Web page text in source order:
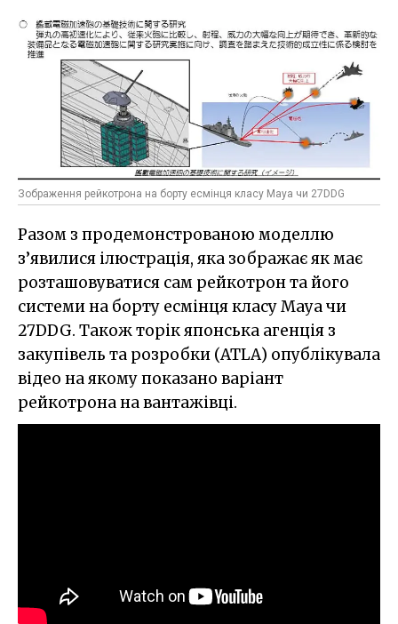
Зображення рейкотрона на борту есмінця класу Maya чи 27DDG
Разом з продемонстрованою моделлю
з’явилися ілюстрація, яка зображає як має
розташовуватися сам рейкотрон та його
системи на борту есмінця класу Maya чи
27DDG. Також торік японська агенція з
закупівель та розробки (ATLA) опублікувала
відео на якому показано варіант
рейкотрона на вантажівці.